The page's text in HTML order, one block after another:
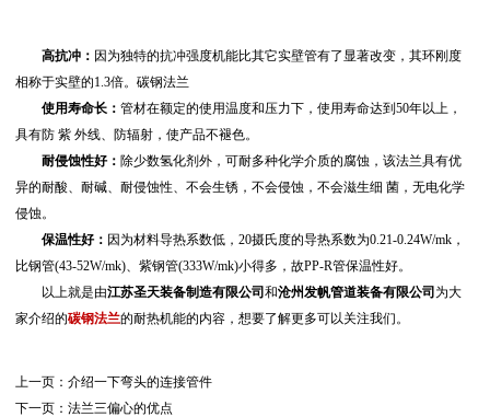
高抗冲： 因为独特的抗冲强度机能比其它实壁管有了显著改变，其环刚度
相称于实壁的1.3倍。碳钢法兰
使用寿命长：管材在额定的使用温度和压力下，使用寿命达到50年以上，
具有防 紫 外线、防辐射，使产品不褪色。
耐侵蚀性好：除少数氢化剂外，可耐多种化学介质的腐蚀，该法兰具有优
异的耐酸、耐碱、耐侵蚀性、不会生锈，不会侵蚀，不会滋生细 菌，无电化学
侵蚀。
保温性好： 因为材料导热系数低，20摄氏度的导热系数为0.21-0.24W/mk，
比钢管(43-52W/mk)、紫钢管(333W/mk)小得多，故PP-R管保温性好。
以上就是由江苏圣天装备制造有限公司和沧州发帆管道装备有限公司 为大
家介绍的碳钢法兰的耐热机能的内容，想要了解更多可以关注我们。
上一页：介绍一下弯头的连接管件
下一页：法兰三偏心的优点